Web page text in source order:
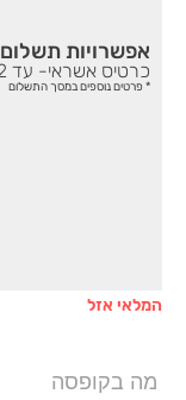
אפשרויות תשלום
כרטיס אשראי- עד 12 תשלומים
* פרטים נוספים במסך התשלום
המלאי אזל
מה בקופסה